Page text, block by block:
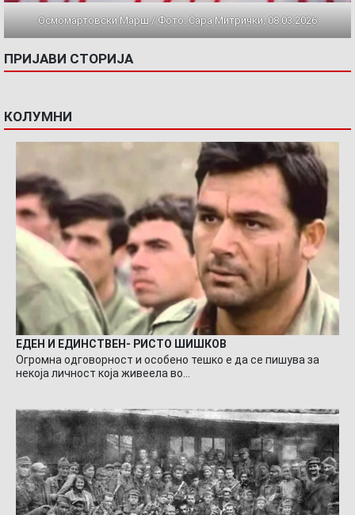
Осмомартовски Марш / Фото: Сара Митрички, 08.03.2026
ПРИЈАВИ СТОРИЈА
КОЛУМНИ
ЕДЕН И ЕДИНСТВЕН- РИСТО ШИШКОВ
Огромна одговорност и особено тешко е да се пишува за
некоја личност која живеела во…